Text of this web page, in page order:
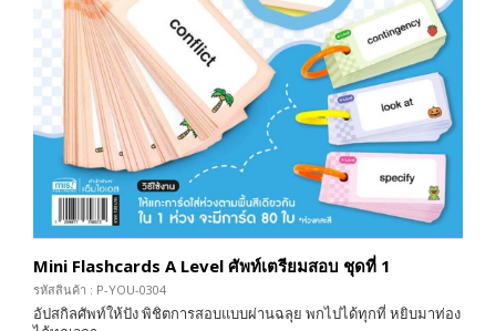
Mini Flashcards A Level ศัพท์เตรียมสอบ ชุดที่ 1
รหัสสินค้า : P-YOU-0304
อัปสกิลศัพท์ให้ปัง พิชิตการสอบแบบผ่านฉลุย พกไปได้ทุกที่ หยิบมาท่อง